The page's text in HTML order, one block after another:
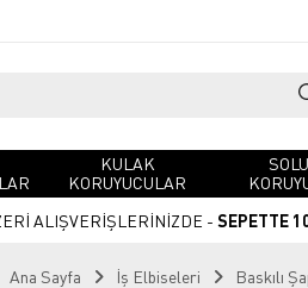
KULAK
KORUYUCULAR
ALIŞVERİŞLERİNİZDE - SEPETTE
Ana Sayfa İş Elbiseleri Baskılı